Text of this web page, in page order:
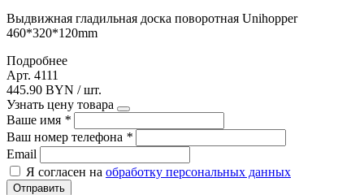
Выдвижная гладильная доска поворотная Unihopper
460*320*120mm
Подробнее
Арт. 4111
445.90 BYN / шт.
Узнать цену товара
Ваше имя *
Ваш номер телефона *
Email
Я согласен на обработку персональных данных
Отправить